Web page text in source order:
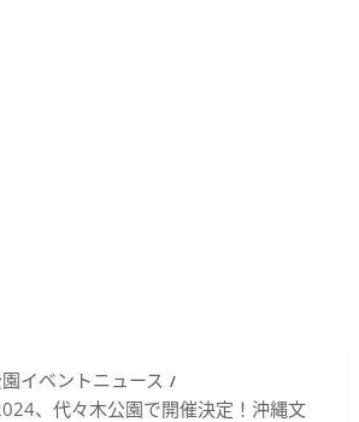
イベントニュース
、代々木公園で開催決定！沖縄文